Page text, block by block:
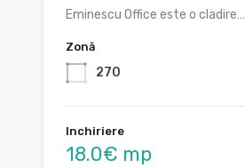
Eminescu Office este o cladire…
Zonă
270
Inchiriere
18.0€ mp